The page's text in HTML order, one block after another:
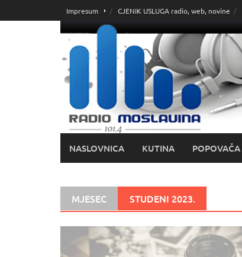
do
Impresum CJENIK USLUGA radio, web, novine
NASLOVNICA KUTINA POPOVAČA
MJESEC STUDENI 2023.